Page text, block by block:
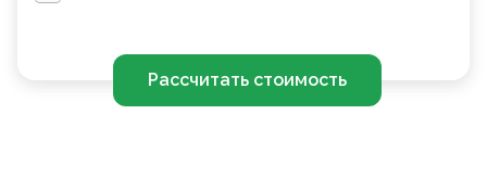
Рассчитать стоимость